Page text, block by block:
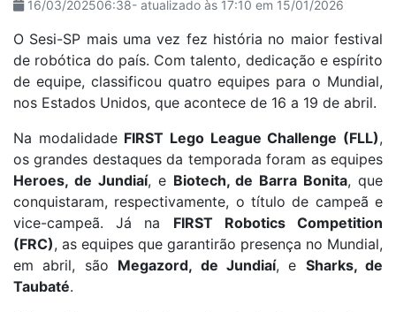
16/03/202506:38- atualizado às 17:10 em 15/01/2026
O Sesi-SP mais uma vez fez história no maior festival
de robótica do país. Com talento, dedicação e espírito
de equipe, classificou quatro equipes para o Mundial,
nos Estados Unidos, que acontece de 16 a 19 de abril.
Na modalidade FIRST Lego League Challenge (FLL),
os grandes destaques da temporada foram as equipes
Heroes, de Jundiaí, e Biotech, de Barra Bonita, que
conquistaram, respectivamente, o título de campeã e
vice-campeã. Já na FIRST Robotics Competition
(FRC), as equipes que garantirão presença no Mundial,
em abril, são Megazord, de Jundiaí, e Sharks, de
Taubaté.